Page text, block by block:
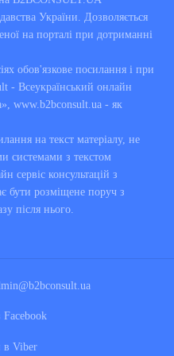
про спадщину, порядок
і рекомендації щодо
договору або
з оскарження заповіту або
розподіл спадщини для
в суд;
відповідальності за
права спадкування після
законом терміну;
дипломовані,
сайті. Без реєстрації ви
відповідь на питання, що
юриста зі спадкового права
індикативної вартості
України. Дозволяється
на порталі при дотриманні
обов'язкове посилання і при
- Всеукраїнський онлайн
www.b2bconsult.ua - як
на текст матеріалу, не
системами з текстом
сервіс консультацій з
бути розміщене поруч з
після нього.
Viber